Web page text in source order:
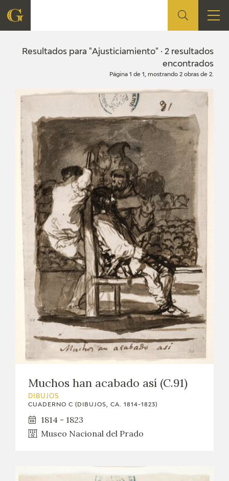
FUNDACIÓN
CENTRO DE INVESTIGACIÓN Y DOCUMENTACIÓN
ACCIÓN CORPORATIVA
SEDE
CONTACTO
PROGRAMACIÓN
EXPOSICIONES
ACTIVIDADES
ACTUALIDAD
SALA DE PRENSA
BLOG CUADERNO ITALIANO
BIOGRAFÍA
CRONOLOGÍA
Resultados para "Ajusticiamiento" · 2 resultados
encontrados
Página 1 de 1, mostrando 2 obras de 2.
Muchos han acabado así (C.91)
DIBUJOS
CUADERNO C (DIBUJOS, CA. 1814-1823)
1814 - 1823
Museo Nacional del Prado